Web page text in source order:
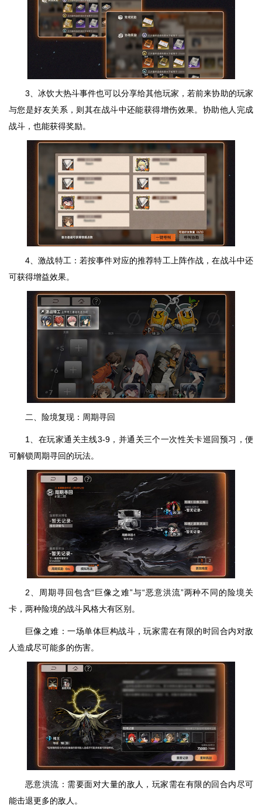
3、冰饮大热斗事件也可以分享给其他玩家，若前来协助的玩家
与您是好友关系，则其在战斗中还能获得增伤效果。协助他人完成
战斗，也能获得奖励。
4、激战特工：若按事件对应的推荐特工上阵作战，在战斗中还
可获得增益效果。
二、险境复现：周期寻回
1、在玩家通关主线3-9，并通关三个一次性关卡巡回预习，便
可解锁周期寻回的玩法。
2、周期寻回包含“巨像之难”与“恶意洪流”两种不同的险境关
卡，两种险境的战斗风格大有区别。
巨像之难：一场单体巨构战斗，玩家需在有限的时回合内对敌
人造成尽可能多的伤害。
恶意洪流：需要面对大量的敌人，玩家需在有限的回合内尽可
能击退更多的敌人。